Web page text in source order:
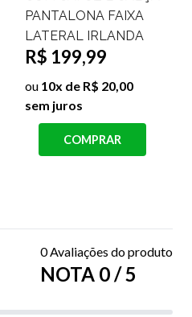
PANTALONA SUÍÇA
R$ 199,99
ou10x de R$ 20,00
sem juros
0 Avaliações do produto
NOTA 0 / 5